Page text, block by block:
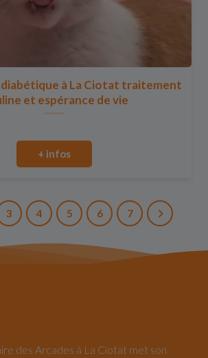
à La Ciotat traitement
et espérance de vie
+ infos
3 4 5 6 7
des Arcades à La Ciotat met son